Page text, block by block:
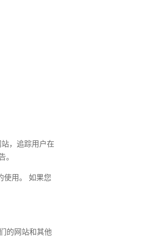
，追踪用户在
。
使用。 如果您
的网站和其他